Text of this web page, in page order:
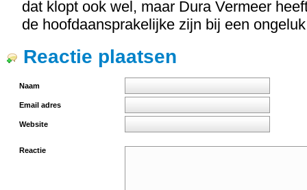
dat klopt ook wel, maar Dura Vermeer
de hoofdaansprakelijke zijn bij een ongeluk
Reactie plaatsen
Naam
Email adres
Website
Reactie